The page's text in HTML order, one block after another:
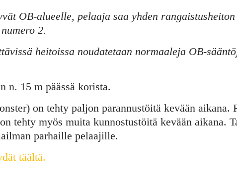
OB-alueelle, pelaaja saa yhden
2.
heitoissa noudatetaan normaaleja OB-
n. 15 m päässä korista.
on tehty paljon parannustöitä kevään
tehty myös muita kunnostustöitä kevään aikana.
parhaille pelaajille.
täältä.